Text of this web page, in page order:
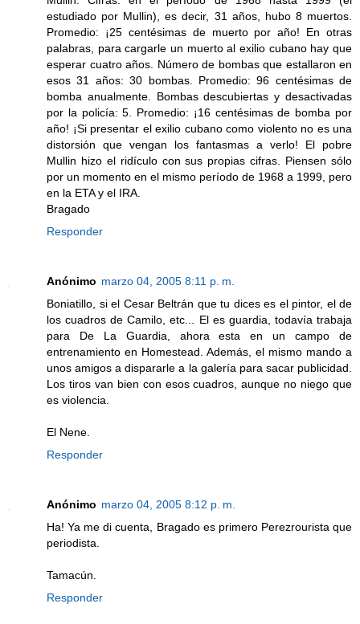
estudiado por Mullin), es decir, 31 años, hubo 8 muertos.
Promedio: ¡25 centésimas de muerto por año! En otras
palabras, para cargarle un muerto al exilio cubano hay que
esperar cuatro años. Número de bombas que estallaron en
esos 31 años: 30 bombas. Promedio: 96 centésimas de
bomba anualmente. Bombas descubiertas y desactivadas
por la policía: 5. Promedio: ¡16 centésimas de bomba por
año! ¡Si presentar el exilio cubano como violento no es una
distorsión que vengan los fantasmas a verlo! El pobre
Mullin hizo el ridículo con sus propias cifras. Piensen sólo
por un momento en el mismo período de 1968 a 1999, pero
en la ETA y el IRA.
Bragado
Responder
Anónimo marzo 04, 2005 8:11 p. m.
Boniatillo, si el Cesar Beltrán que tu dices es el pintor, el de
los cuadros de Camilo, etc... El es guardia, todavía trabaja
para De La Guardia, ahora esta en un campo de
entrenamiento en Homestead. Además, el mismo mando a
unos amigos a dispararle a la galería para sacar publicidad.
Los tiros van bien con esos cuadros, aunque no niego que
es violencia.
El Nene.
Responder
Anónimo marzo 04, 2005 8:12 p. m.
Ha! Ya me di cuenta, Bragado es primero Perezrourista que
periodista.
Tamacún.
Responder